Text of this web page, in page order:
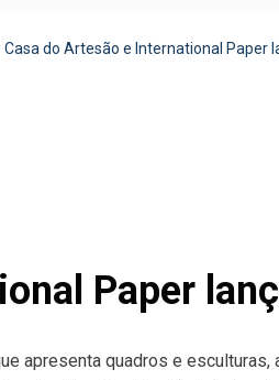
Casa do Artesão e International Paper
Paper
apresenta quadros e